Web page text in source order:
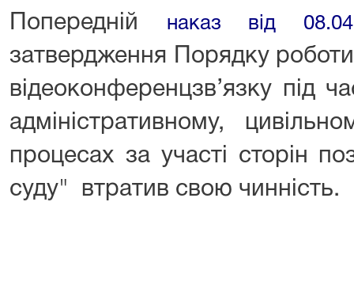
Попередній
наказ від
затвердження Порядку
відеоконференцзв’язку під
адміністративному,
процесах за участі сторін
суду" втратив свою чинність.